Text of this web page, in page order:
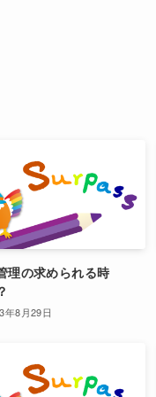
理の求められる時
年8月29日